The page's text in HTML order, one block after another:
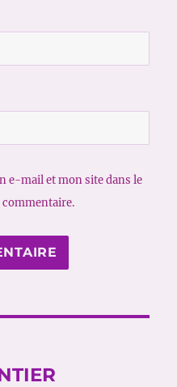
e-mail et mon site dans le